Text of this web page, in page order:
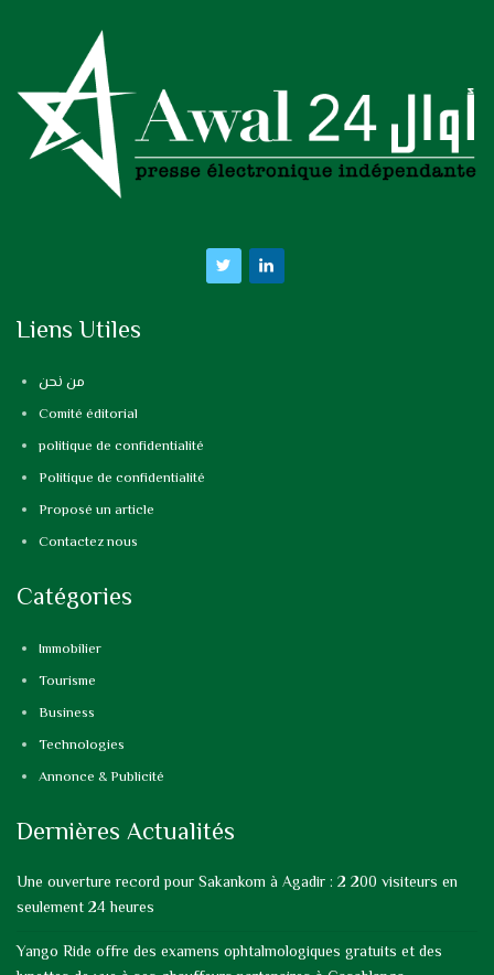
Liens Utiles
من نحن
Comité éditorial
politique de confidentialité
Politique de confidentialité
Proposé un article
Contactez nous
Catégories
Immobilier
Tourisme
Business
Technologies
Annonce & Publicité
Dernières Actualités
Une ouverture record pour Sakankom à Agadir : 2 200 visiteurs en
seulement 24 heures
Yango Ride offre des examens ophtalmologiques gratuits et des